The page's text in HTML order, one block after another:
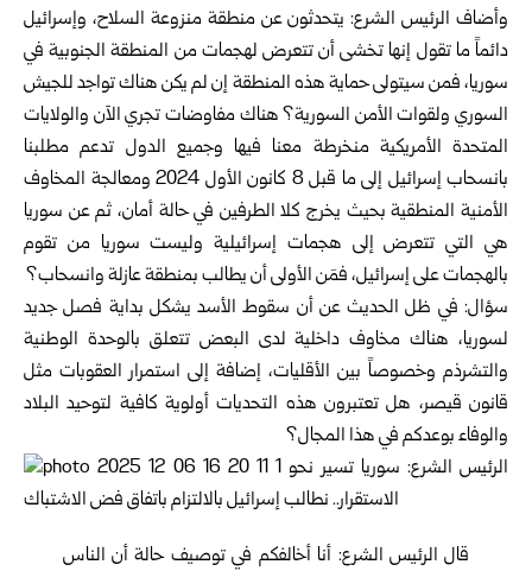
وأضاف الرئيس الشرع: يتحدثون عن منطقة منزوعة السلاح، وإسرائيل
دائماً ما تقول إنها تخشى أن تتعرض لهجمات من المنطقة الجنوبية في
سوريا، فمن سيتولى حماية هذه المنطقة إن لم يكن هناك تواجد للجيش
السوري ولقوات الأمن السورية؟ هناك مفاوضات تجري الآن والولايات
المتحدة الأمريكية منخرطة معنا فيها وجميع الدول تدعم مطلبنا
بانسحاب إسرائيل إلى ما قبل 8 كانون الأول 2024 ومعالجة المخاوف
الأمنية المنطقية بحيث يخرج كلا الطرفين في حالة أمان، ثم عن سوريا
هي التي تتعرض إلى هجمات إسرائيلية وليست سوريا من تقوم
بالهجمات على إسرائيل، فمَن الأولى أن يطالب بمنطقة عازلة وانسحاب؟
سؤال: في ظل الحديث عن أن سقوط الأسد يشكل بداية فصل جديد
لسوريا، هناك مخاوف داخلية لدى البعض تتعلق بالوحدة الوطنية
والتشرذم وخصوصاً بين الأقليات، إضافة إلى استمرار العقوبات مثل
قانون قيصر، هل تعتبرون هذه التحديات أولوية كافية لتوحيد البلاد
والوفاء بوعدكم في هذا المجال؟
قال الرئيس الشرع: أنا أخالفكم في توصيف حالة أن الناس